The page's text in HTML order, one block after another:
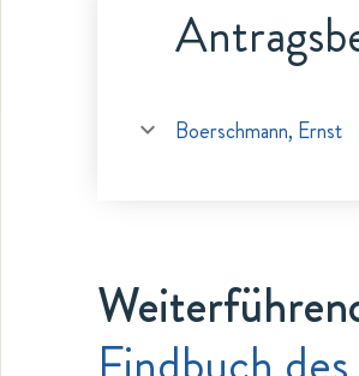
Boerschmann, Ernst